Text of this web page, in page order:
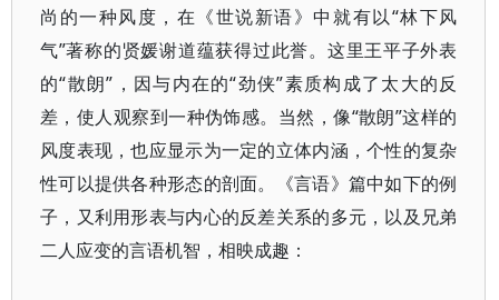
尚的一种风度，在《世说新语》中就有以“林下风
气”著称的贤媛谢道蕴获得过此誉。这里王平子外表
的“散朗”，因与内在的“劲侠”素质构成了太大的反
差，使人观察到一种伪饰感。当然，像“散朗”这样的
风度表现，也应显示为一定的立体内涵，个性的复杂
性可以提供各种形态的剖面。《言语》篇中如下的例
子，又利用形表与内心的反差关系的多元，以及兄弟
二人应变的言语机智，相映成趣：